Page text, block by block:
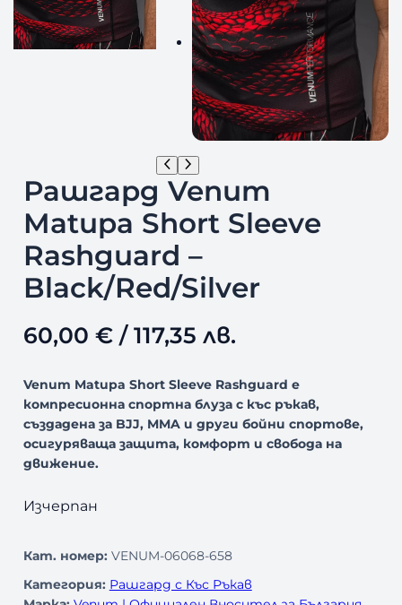
Рашгард Venum
Matupa Short Sleeve
Rashguard –
Black/Red/Silver
60,00 €/ 117,35 лв.
Venum Matupa Short Sleeve Rashguard е
компресионна спортна блуза с къс ръкав,
създадена за BJJ, MMA и други бойни спортове,
осигуряваща защита, комфорт и свобода на
движение.
Изчерпан
Кат. номер: VENUM-06068-658
Категория: Рашгард с Къс Ръкав